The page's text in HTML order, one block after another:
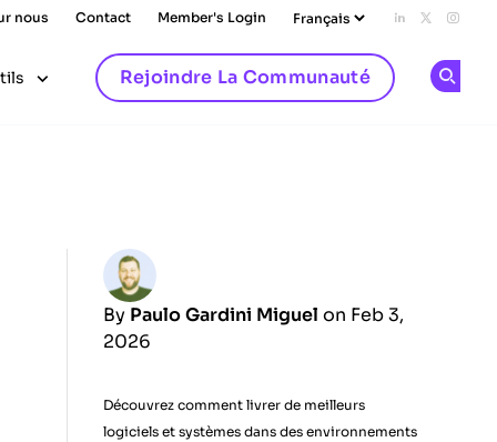
nous Contact Member's Login Add us on
Follow
Rejoindre La Communauté
By Paulo Gardini Miguel on Feb 3,
2026
Découvrez comment livrer de meilleurs
logiciels et systèmes dans des environnements